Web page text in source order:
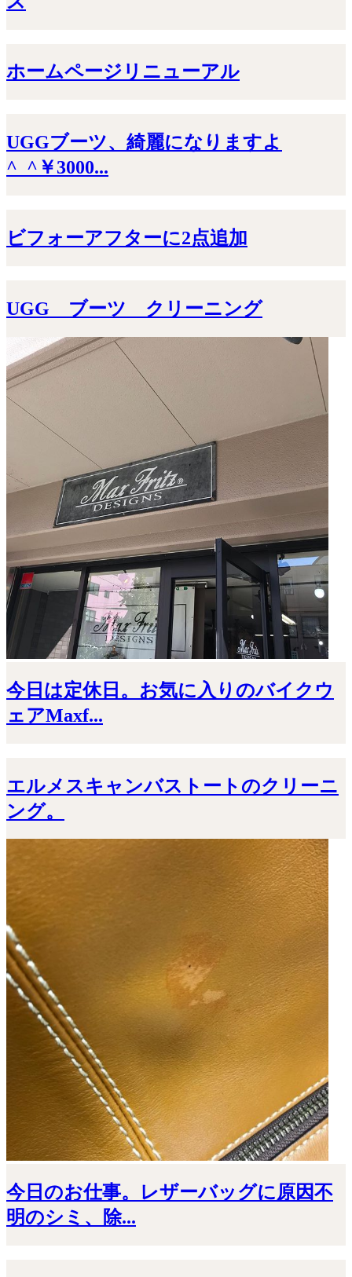
ホームページリニューアル
UGGブーツ、綺麗になりますよ
^_^￥3000...
ビフォーアフターに2点追加
UGG ブーツ クリーニング
今日は定休日。お気に入りのバイクウ
ェアMaxf...
エルメスキャンバストートのクリーニ
ング。
今日のお仕事。レザーバッグに原因不
明のシミ、除...